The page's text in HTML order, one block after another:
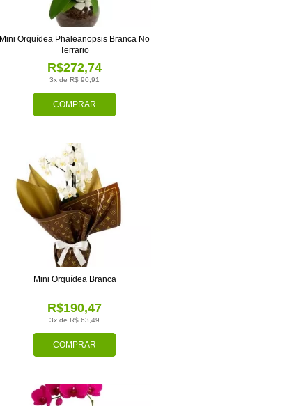
COMPRAR
3x de R$ 90,91
R$272,74
Mini Orquídea Phaleanopsis Branca No
Terrario
COMPRAR
3x de R$ 63,49
R$190,47
Mini Orquídea Branca